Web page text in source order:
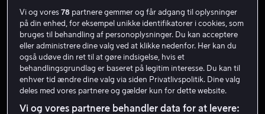
Diary of a Wimpy Kid
6.2 Drama Komedie 2010 1 t. 28 min
7 år
HD
Vi og vores78 partnere gemmer og får adgang til oplysninger
på din enhed, for eksempel unikke identifikatorer i cookies, som
bruges til behandling af personoplysninger. Du kan acceptere
eller administrere dine valg ved at klikke nedenfor. Her kan du
også udøve din ret til at gøre indsigelse, hvis et
behandlingsgrundlag er baseret på legitim interesse. Du kan til
enhver tid ændre dine valg via siden Privatlivspolitik. Dine valg
deles med vores partnere og gælder kun for dette website.
Vi og vores partnere behandler data for at levere: